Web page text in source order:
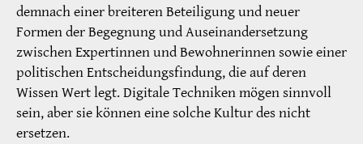
demnach einer breiteren Beteiligung und neuer
Formen der Begegnung und Auseinandersetzung
zwischen Expertinnen und Bewohnerinnen sowie einer
politischen Entscheidungsfindung, die auf deren
Wissen Wert legt. Digitale Techniken mögen sinnvoll
sein, aber sie können eine solche Kultur des nicht
ersetzen.